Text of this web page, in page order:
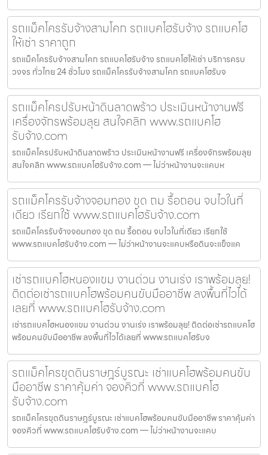
รถแม็คโครรับจ้างสามโคก รถแบคโฮรับจ้าง รถแบคโฮ
ให้เช่า ราคาถูก
รถแม็คโครรับจ้างสามโคก รถแบคโฮรับจ้าง รถแบคโฮให้เช่า บริการครบ
วงจร ทั่วไทย 24 ชั่วโมง รถแม็คโครรับจ้างสามโคก รถแบคโฮรับจ
รถแม็คโครปรับหน้าดินลาดพร้าว ประเมินหน้างานฟรี
เครื่องจักรพร้อมลุย สนใจคลิก www.รถแบคโฮ
รับจ้าง.com
รถแม็คโครปรับหน้าดินลาดพร้าว ประเมินหน้างานฟรี เครื่องจักรพร้อมลุย
สนใจคลิก www.รถแบคโฮรับจ้าง.com — ไม่ว่าหน้างานจะแคบห
รถแม็คโครรับจ้างจอมทอง ขุด ถม รื้อถอน จบไวในที่
เดียว เรียกใช้ www.รถแบคโฮรับจ้าง.com
รถแม็คโครรับจ้างจอมทอง ขุด ถม รื้อถอน จบไวในที่เดียว เรียกใช้
www.รถแบคโฮรับจ้าง.com — ไม่ว่าหน้างานจะแคบหรือดินจะแข็งแค
เช่ารถแบคโฮหนองแขม งานด่วน งานเร่ง เราพร้อมลุย!
ติดต่อเช่ารถแบคโฮพร้อมคนขับมืออาชีพ ลงพื้นที่ไวได้
เลยที่ www.รถแบคโฮรับจ้าง.com
เช่ารถแบคโฮหนองแขม งานด่วน งานเร่ง เราพร้อมลุย! ติดต่อเช่ารถแบคโฮ
พร้อมคนขับมืออาชีพ ลงพื้นที่ไวได้เลยที่ www.รถแบคโฮรับจ
รถแม็คโครขุดดินราษฎร์บูรณะ เช่าแบคโฮพร้อมคนขับ
มืออาชีพ ราคาคุ้มค่า จองคิวที่ www.รถแบคโฮ
รับจ้าง.com
รถแม็คโครขุดดินราษฎร์บูรณะ เช่าแบคโฮพร้อมคนขับมืออาชีพ ราคาคุ้มค่า
จองคิวที่ www.รถแบคโฮรับจ้าง.com — ไม่ว่าหน้างานจะแคบ